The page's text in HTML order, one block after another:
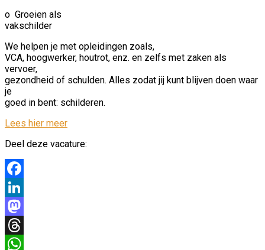
o Groeien als
vakschilder
We helpen je met opleidingen zoals,
VCA, hoogwerker, houtrot, enz. en zelfs met zaken als
vervoer,
gezondheid of schulden. Alles zodat jij kunt blijven doen waar
je
goed in bent: schilderen.
Lees hier meer
Deel deze vacature:
Facebook
LinkedIn
Mastodon
Threads